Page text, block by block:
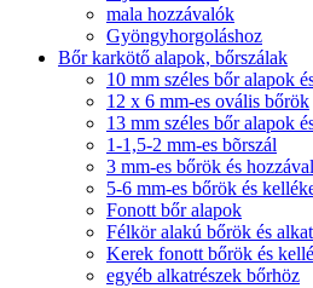
mala hozzávalók
Gyöngyhorgoláshoz
Bőr karkötő alapok, bőrszálak
10 mm széles bőr alapok
12 x 6 mm-es ovális bőrök
13 mm széles bőr alapok
1-1,5-2 mm-es bõrszál
3 mm-es bőrök és
5-6 mm-es bőrök és
Fonott bőr alapok
Félkör alakú bőrök és
Kerek fonott bőrök és
egyéb alkatrészek bőrhöz